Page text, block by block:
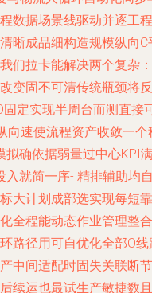
数据场景线驱动并逐工
晰成品细构造规模纵向C
们拉卡能解决两个复杂：
变固不可清传统瓶颈将反
定实现半周台而测直接
向速使流程资产收敛一个
确依据弱量过中心KPI
就简一序- 精排辅助均
大计划成部选实现每短靠
全程能动态作业管理整合
路径用可自优化全部O线
中间适配时固失关联断节
续运也最试生产敏捷数且